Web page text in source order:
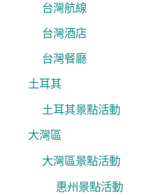
台灣航線
台灣酒店
台灣餐廳
土耳其
土耳其景點活動
大灣區
大灣區景點活動
惠州景點活動